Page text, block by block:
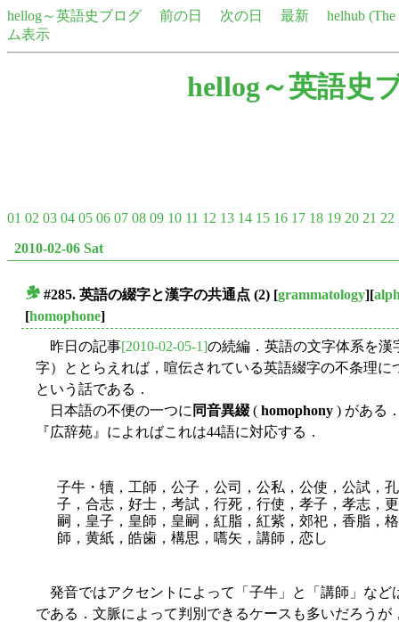
hellog～英語史ブログ 前の日 次の日 最新
helhub
ム表示
hellog～英語史
01 02 03 04 05 06 07 08 09 10 11 12 13 14 15 16 17 18 19 20 21 22
2010-02-06 Sat
#285. 英語の綴字と漢字の共通点 (2) [grammatology][
[homophone]
昨日の記事[2010-02-05-1]の続編．英語の文字体系を
字）ととらえれば，喧伝されている英語綴字の不条理
という話である．
日本語の不便の一つに 同音異綴( homophony ) がある
『広辞苑』によればこれは44語に対応する．
子牛・犢，工師，公子，公司，公私，公使，公試，
子，合志，好士，考試，行死，行使，孝子，孝志，
嗣，皇子，皇師，皇嗣，紅脂，紅紫，郊祀，香脂，
師，黄紙，皓歯，構思，嚆矢，講師，恋し
発音ではアクセントによって「子牛」と「講師」など
である．文脈によって判別できるケースも多いだろう